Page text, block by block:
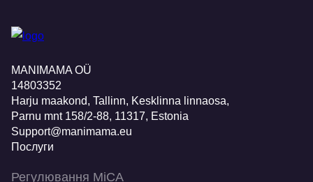
MANIMAMA OÜ
14803352
Harju maakond, Tallinn, Kesklinna linnaosa,
Pаrnu mnt 158/2-88, 11317, Estonia
Support@manimama.eu
Послуги
Регулювання MiCA